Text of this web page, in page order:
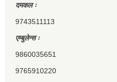
दमकल ः
9743511113
एम्बुलेन्स ः
9860035651
9765910220